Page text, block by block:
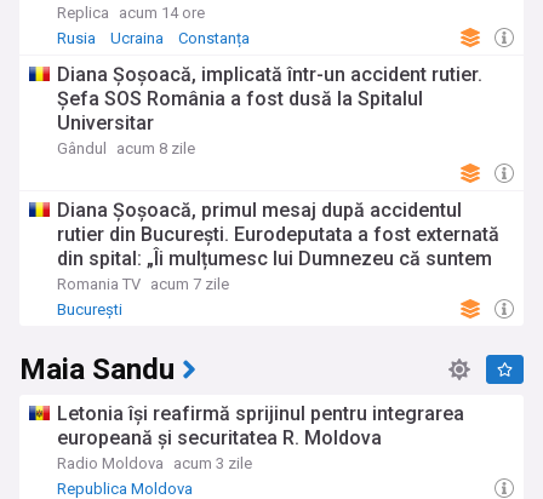
Replica
acum 14 ore
Rusia
Ucraina Constanța
Diana Șoșoacă, implicată într-un accident rutier.
Șefa SOS România a fost dusă la Spitalul
Universitar
Gândul acum 8 zile
Diana Șoșoacă, primul mesaj după accidentul
rutier din București. Eurodeputata a fost externată
din spital: „Îi mulțumesc lui Dumnezeu că suntem
în viață, atât eu, dar mai ales fiica mea”
Romania TV acum 7 zile
București
Maia Sandu
Letonia își reafirmă sprijinul pentru integrarea
europeană și securitatea R. Moldova
Radio Moldova
acum 3 zile
Republica Moldova